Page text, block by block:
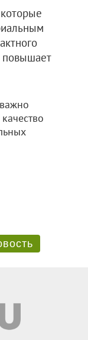
повышает